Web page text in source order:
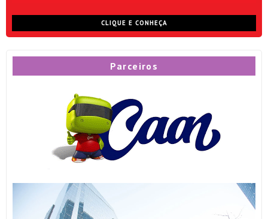
CLIQUE E CONHEÇA
Parceiros